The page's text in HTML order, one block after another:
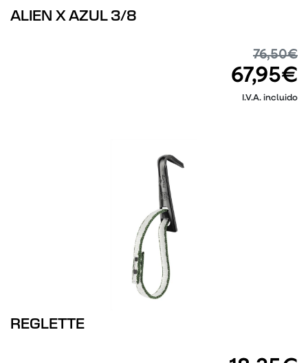
ALIEN X AZUL 3/8
76,50€
67,95€
I.V.A. incluido
REGLETTE